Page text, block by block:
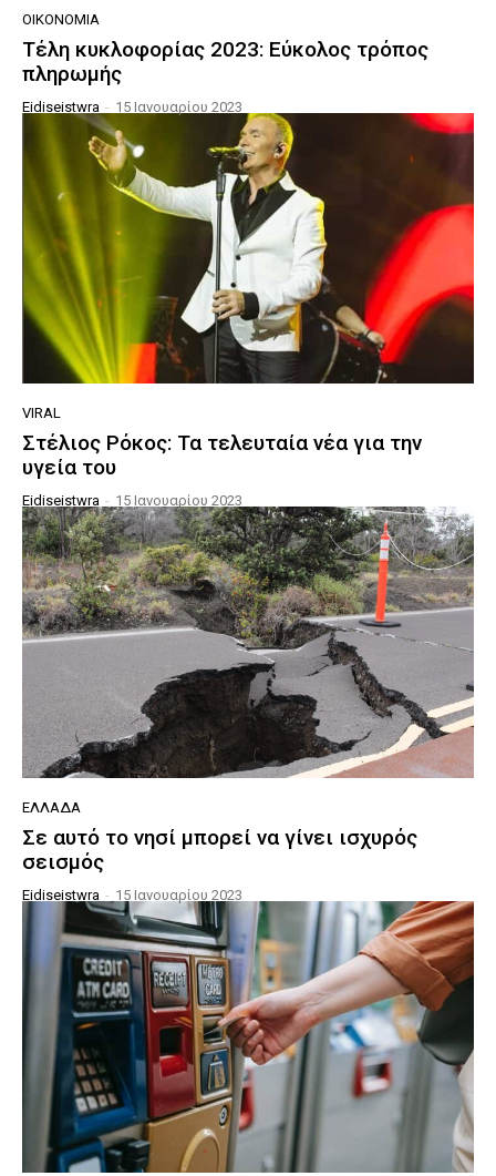
ΟΙΚΟΝΟΜΊΑ
Τέλη κυκλοφορίας 2023: Εύκολος τρόπος
πληρωμής
Eidiseistwra - 15 Ιανουαρίου 2023
VIRAL
Στέλιος Ρόκος: Τα τελευταία νέα για την
υγεία του
Eidiseistwra - 15 Ιανουαρίου 2023
ΕΛΛΆΔΑ
Σε αυτό το νησί μπορεί να γίνει ισχυρός
σεισμός
Eidiseistwra - 15 Ιανουαρίου 2023